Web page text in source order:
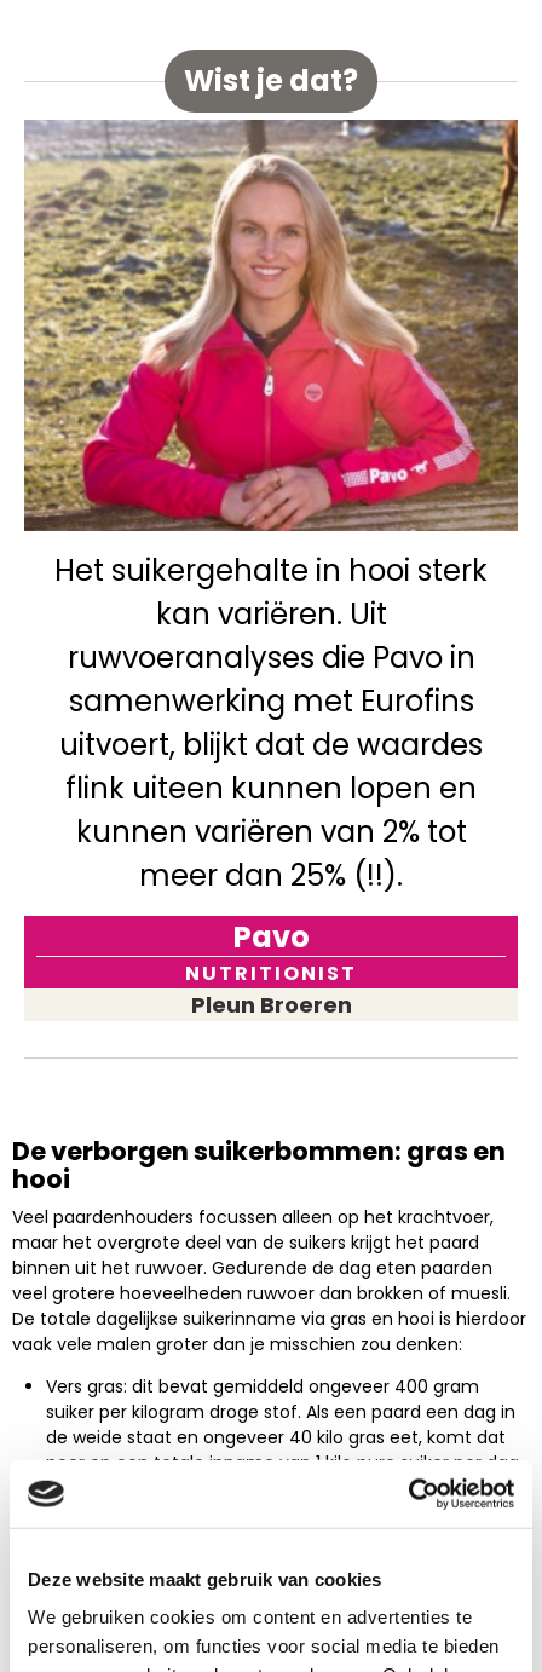
Deze website maakt gebruik van cookies
We gebruiken cookies om content en advertenties te
personaliseren, om functies voor social media te bieden
Wist je dat?
Het suikergehalte in hooi sterk
kan variëren. Uit
ruwvoeranalyses die Pavo in
samenwerking met Eurofins
uitvoert, blijkt dat de waardes
flink uiteen kunnen lopen en
kunnen variëren van 2% tot
meer dan 25% (!!).
Pavo
NUTRITIONIST
Pleun Broeren
De verborgen suikerbommen: gras en
hooi
Veel paardenhouders focussen alleen op het krachtvoer,
maar het overgrote deel van de suikers krijgt het paard
binnen uit het ruwvoer. Gedurende de dag eten paarden
veel grotere hoeveelheden ruwvoer dan brokken of muesli.
De totale dagelijkse suikerinname via gras en hooi is hierdoor
vaak vele malen groter dan je misschien zou denken:
Vers gras: dit bevat gemiddeld ongeveer 400 gram
suiker per kilogram droge stof. Als een paard een dag in
de weide staat en ongeveer 40 kilo gras eet, komt dat
neer op een totale inname van 1 kilo pure suiker per dag.
Hooi: Uit duizenden ruwvoeranalyses die Pavo in
samenwerking met Eurofins doet, zien we dat de
tot wel 25% (!!). Als een paard van 600 kilogram dagelijks
9 tot 12 kilogram hooi krijgt, krijgt hij hiermee ongemerkt
900 tot 1200 gram suiker per dag binnen.